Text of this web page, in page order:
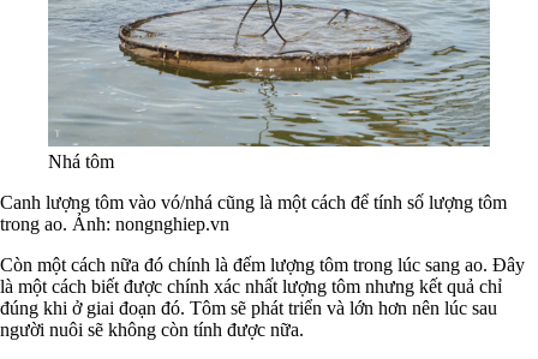
Nhá tôm
Canh lượng tôm vào vó/nhá cũng là một cách để tính số lượng tôm
trong ao. Ảnh: nongnghiep.vn
Còn một cách nữa đó chính là đếm lượng tôm trong lúc sang ao. Đây
là một cách biết được chính xác nhất lượng tôm nhưng kết quả chỉ
đúng khi ở giai đoạn đó. Tôm sẽ phát triển và lớn hơn nên lúc sau
người nuôi sẽ không còn tính được nữa.